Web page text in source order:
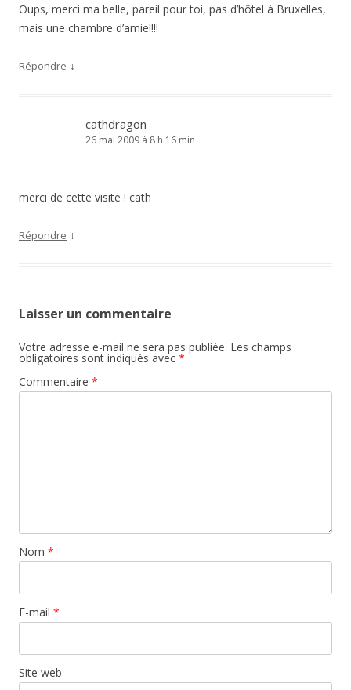
Oups, merci ma belle, pareil pour toi, pas d’hôtel à Bruxelles,
mais une chambre d’amie!!!!
Répondre ↓
cathdragon
26 mai 2009 à 8 h 16 min
merci de cette visite ! cath
Répondre ↓
Laisser un commentaire
Votre adresse e-mail ne sera pas publiée. Les champs
obligatoires sont indiqués avec *
Commentaire *
Nom *
E-mail *
Site web